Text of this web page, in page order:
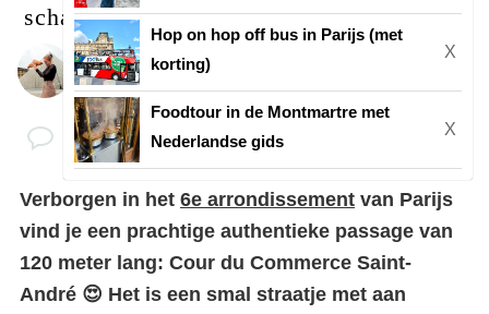
Hop on hop off bus in Parijs (met
korting)
X
Foodtour in de Montmartre met
Nederlandse gids
X
schattige restaurantjes
DoorEline
Verborgen in het 6e arrondissement van Parijs
vind je een prachtige authentieke passage van
120 meter lang: Cour du Commerce Saint-
André 😍 Het is een smal straatje met aan